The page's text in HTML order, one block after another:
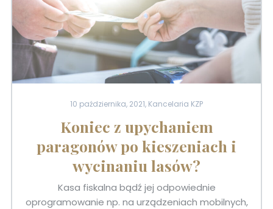
10 października, 2021, Kancelaria KZP
Koniec z upychaniem
paragonów po kieszeniach i
wycinaniu lasów?
Kasa fiskalna bądź jej odpowiednie
oprogramowanie np. na urządzeniach mobilnych,